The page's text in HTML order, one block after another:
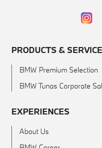
PRODUCTS &
BMW Premium Selection
BMW Tunas Corporate
EXPERIENCES
About Us